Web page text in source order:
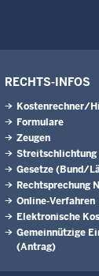
RECHTS-INFOS
Kostenrechner/
Formulare
Zeugen
Gesetze (Bund/
Rechtsprechung
Online-Verfahren
Elektronische
Gemeinnützige
(Antrag)